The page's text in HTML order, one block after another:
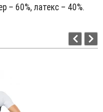
– 60%, латекс – 40%.